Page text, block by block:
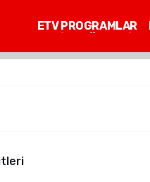
ETV PROGRAMLAR